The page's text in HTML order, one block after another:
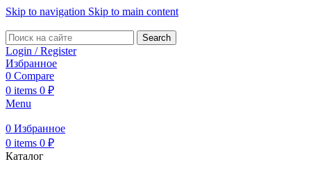
Skip to navigation Skip to main content
Search
Login / Register
Избранное
0 Compare
0 items 0 ₽
Menu
0 Избранное
0 items 0 ₽
Каталог